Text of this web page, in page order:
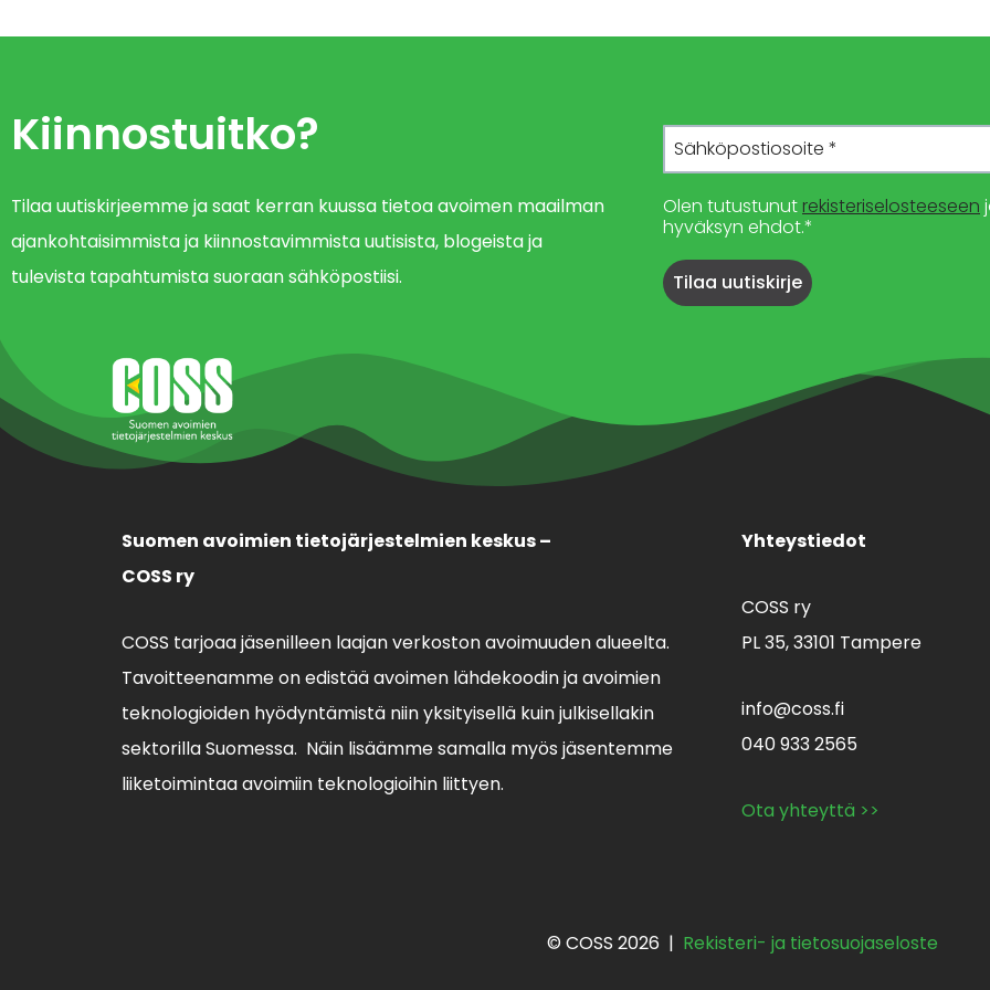
Kiinnostuitko?
Tilaa uutiskirjeemme ja saat kerran kuussa tietoa avoimen maailman
ajankohtaisimmista ja kiinnostavimmista uutisista, blogeista ja
tulevista tapahtumista suoraan sähköpostiisi.
Olen tutustunut rekisteriselosteeseen
hyväksyn ehdot.*
Suomen avoimien tietojärjestelmien keskus –
COSS ry
COSS tarjoaa jäsenilleen laajan verkoston avoimuuden alueelta.
Tavoitteenamme on edistää avoimen lähdekoodin ja avoimien
teknologioiden hyödyntämistä niin yksityisellä kuin julkisellakin
sektorilla Suomessa. Näin lisäämme samalla myös jäsentemme
liiketoimintaa avoimiin teknologioihin liittyen.
Yhteystiedot
COSS ry
PL 35,33101 Tampere
info@coss.fi
040 933 2565
Ota yhteyttä >>
© COSS 2026 | Rekisteri- ja tietosuojaseloste